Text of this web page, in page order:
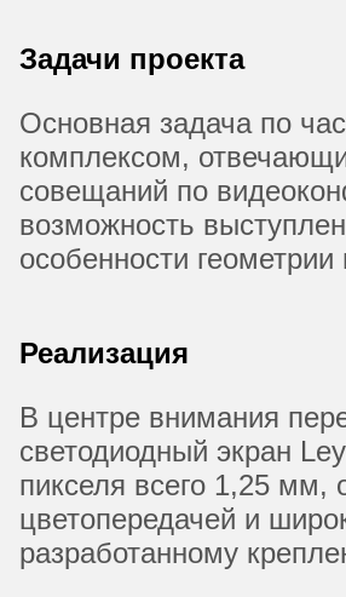
Задачи проекта
Основная задача по
комплексом,
совещаний по
возможность
особенности
Реализация
В центре внимания
светодиодный экран
пикселя всего 1,25 мм,
цветопередачей и
разработанному